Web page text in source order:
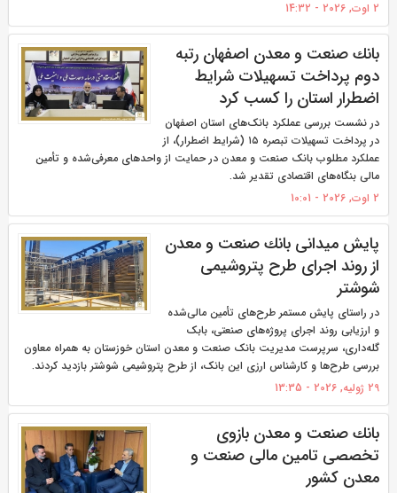
2 اوت, 2026 - 14:32
بانك صنعت و معدن اصفهان رتبه
دوم پرداخت تسهیلات شرایط
اضطرار استان را كسب كرد
در نشست بررسی عملکرد بانک‌های استان اصفهان
در پرداخت تسهیلات تبصره ۱۵ (شرایط اضطرار)، از
عملکرد مطلوب بانک صنعت و معدن در حمایت از واحدهای معرفی‌شده و تأمین
مالی بنگاه‌های اقتصادی تقدیر شد.
2 اوت, 2026 - 10:01
پایش میدانی بانك صنعت و معدن
از روند اجرای طرح پتروشیمی
شوشتر
در راستای پایش مستمر طرح‌های تأمین مالی‌شده
و ارزیابی روند اجرای پروژه‌های صنعتی، بابک
گله‌داری، سرپرست مدیریت بانک صنعت و معدن استان خوزستان به همراه معاون
بررسی طرح‌ها و کارشناس ارزی این بانک، از طرح پتروشیمی شوشتر بازدید کردند.
29 ژولیه, 2026 - 13:35
بانك صنعت و معدن بازوی
تخصصی تامین مالی صنعت و
معدن كشور